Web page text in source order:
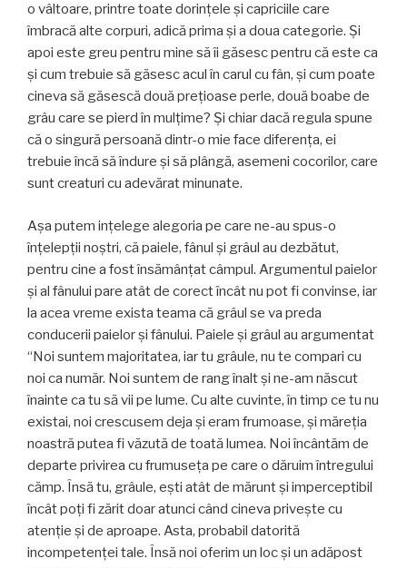
o vâltoare, printre toate dorinţele şi capriciile care
îmbracă alte corpuri, adică prima şi a doua categorie. Şi
apoi este greu pentru mine să îi găsesc pentru că este ca
şi cum trebuie să găsesc acul în carul cu fân, şi cum poate
cineva să găsescă două preţioase perle, două boabe de
grâu care se pierd în mulţime? Şi chiar dacă regula spune
că o singură persoană dintr-o mie face diferenţa, ei
trebuie încă să îndure şi să plângă, asemeni cocorilor, care
sunt creaturi cu adevărat minunate.
Aşa putem inţelege alegoria pe care ne-au spus-o
înţelepţii noştri, că paiele, fânul şi grâul au dezbătut,
pentru cine a fost însămânţat câmpul. Argumentul paielor
şi al fânului pare atât de corect încât nu pot fi convinse, iar
la acea vreme exista teama că grâul se va preda
conducerii paielor şi fânului. Paiele şi grâul au argumentat
“Noi suntem majoritatea, iar tu grâule, nu te compari cu
noi ca număr. Noi suntem de rang înalt şi ne-am născut
înainte ca tu să vii pe lume. Cu alte cuvinte, în timp ce tu nu
existai, noi crescusem deja şi eram frumoase, şi măreţia
noastră putea fi văzută de toată lumea. Noi încântăm de
departe privirea cu frumuseţa pe care o dăruim întregului
cămp. Însă tu, grâule, eşti atât de mărunt şi imperceptibil
încât poţi fi zărit doar atunci când cineva priveşte cu
atenţie şi de aproape. Asta, probabil datorită
incompetenţei tale. Însă noi oferim un loc şi un adăpost